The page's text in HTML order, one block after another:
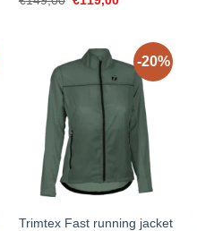
-20%
Trimtex Fast running jacket